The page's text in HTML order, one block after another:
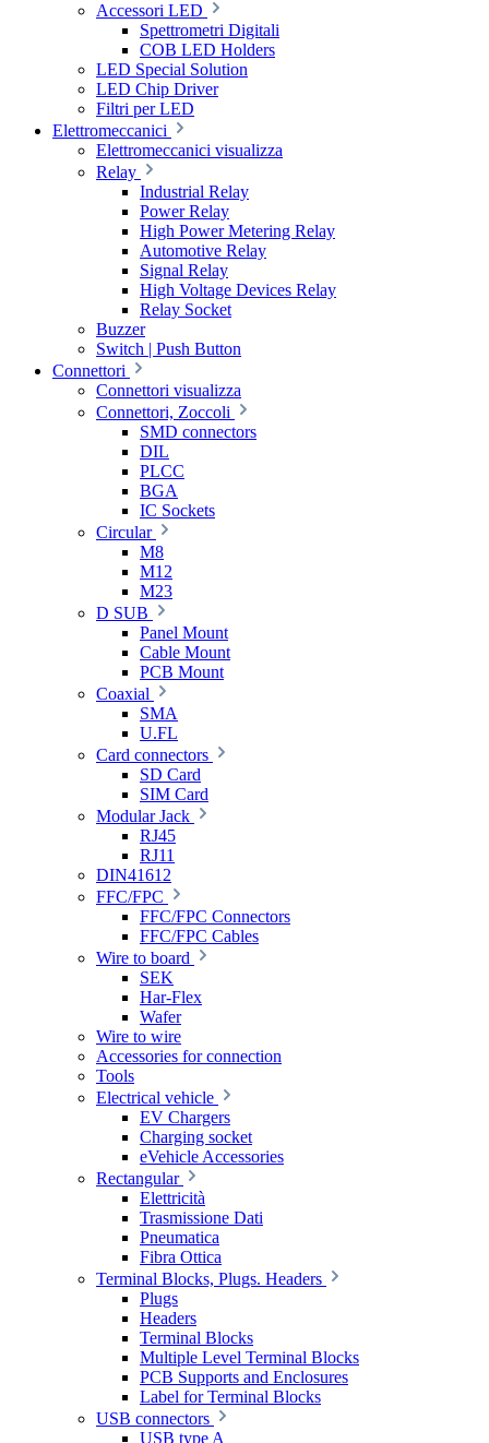
Accessori LED
Spettrometri Digitali
COB LED Holders
LED Special Solution
LED Chip Driver
Filtri per LED
Elettromeccanici
Elettromeccanici visualizza
Relay
Industrial Relay
Power Relay
High Power Metering Relay
Automotive Relay
Signal Relay
High Voltage Devices Relay
Relay Socket
Buzzer
Switch | Push Button
Connettori
Connettori visualizza
Connettori, Zoccoli
SMD connectors
DIL
PLCC
BGA
IC Sockets
Circular
M8
M12
M23
D SUB
Panel Mount
Cable Mount
PCB Mount
Coaxial
SMA
U.FL
Card connectors
SD Card
SIM Card
Modular Jack
RJ45
RJ11
DIN41612
FFC/FPC
FFC/FPC Connectors
FFC/FPC Cables
Wire to board
SEK
Har-Flex
Wafer
Wire to wire
Accessories for connection
Tools
Electrical vehicle
EV Chargers
Charging socket
eVehicle Accessories
Rectangular
Elettricità
Trasmissione Dati
Pneumatica
Fibra Ottica
Terminal Blocks, Plugs. Headers
Plugs
Headers
Terminal Blocks
Multiple Level Terminal Blocks
PCB Supports and Enclosures
Label for Terminal Blocks
USB connectors
USB type A